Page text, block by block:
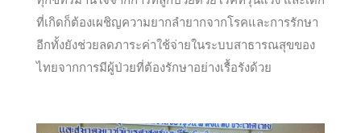
ที่เกิดก็ต้องเผชิญความยากลำยากจากโรคและการรักษา
อีกทั้งยังช่วยลดภาระค่าใช้จ่ายในระบบสาธารณสุขของ
ไทยจากการมีผู้ป่วยที่ต้องรักษาอย่างเรื้อรังด้วย